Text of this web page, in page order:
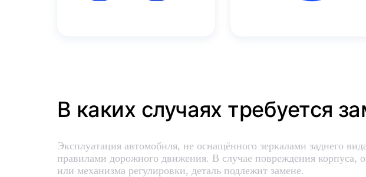
В каких случаях требуется
Эксплуатация автомобиля, не оснащённого зеркалами заднего
правилами дорожного движения. В случае повреждения корпуса,
или механизма регулировки, деталь подлежит замене.